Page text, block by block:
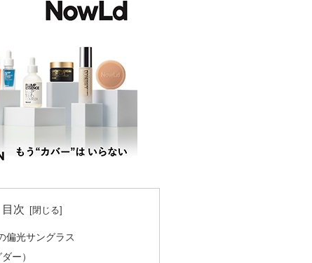
目次
偏光サングラス
ー）